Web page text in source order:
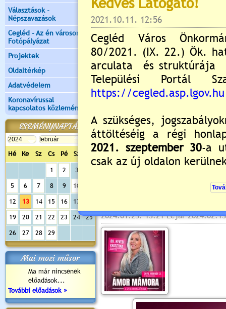
Választások -
Népszavazások
Cegléd - Az én városom -
Fotópályázat
Projektek
Oldaltérkép
Adatvédelem
Koronavírussal
kapcsolatos közlemények
ESEMÉNYNAPTÁR
Hé Ke Sz Cs Pé Sz Va
1 2 3
5 6 7 8 9 10
12 13 14 15 16 17
19 20 21 22 23 24 25
26 27 28 29
Mai mozi műsor
Ma már nincsenek
előadások...
További előadások »
2024.01.23. 13:21 Lejár